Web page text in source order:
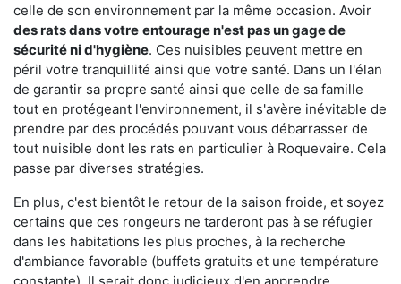
celle de son environnement par la même occasion. Avoir
des rats dans votre entourage n'est pas un gage de
sécurité ni d'hygiène. Ces nuisibles peuvent mettre en
péril votre tranquillité ainsi que votre santé. Dans un l'élan
de garantir sa propre santé ainsi que celle de sa famille
tout en protégeant l'environnement, il s'avère inévitable de
prendre par des procédés pouvant vous débarrasser de
tout nuisible dont les rats en particulier à Roquevaire. Cela
passe par diverses stratégies.
En plus, c'est bientôt le retour de la saison froide, et soyez
certains que ces rongeurs ne tarderont pas à se réfugier
dans les habitations les plus proches, à la recherche
d'ambiance favorable (buffets gratuits et une température